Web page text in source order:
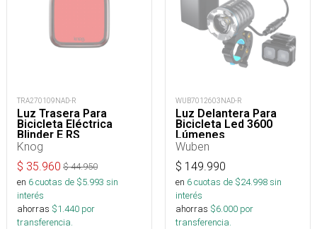
TRA270109NAD-R
Luz Trasera Para
Bicicleta Eléctrica
Blinder E RS
Knog
$ 35.960 $44.950
en 6cuotas de $5.993 sin
interés
ahorras $1.440 por
transferencia.
WUB7012603NAD-R
Luz Delantera Para
Bicicleta Led 3600
Lúmenes
Wuben
$ 149.990
en 6cuotas de $24.998sin
interés
ahorras $6.000 por
transferencia.